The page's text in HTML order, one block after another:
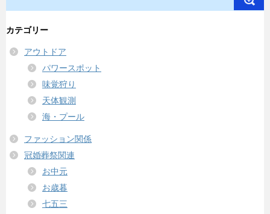
カテゴリー
アウトドア
パワースポット
味覚狩り
天体観測
海・プール
ファッション関係
冠婚葬祭関連
お中元
お歳暮
七五三